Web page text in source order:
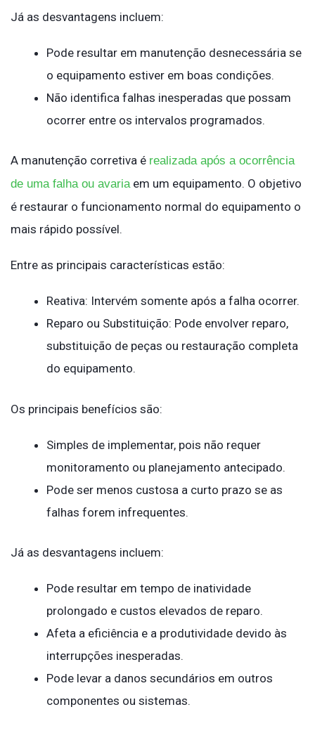
Já as desvantagens incluem:
Pode resultar em manutenção desnecessária se
o equipamento estiver em boas condições.
Não identifica falhas inesperadas que possam
ocorrer entre os intervalos programados.
A manutenção corretiva é realizada após a ocorrência
de uma falha ou avariaem um equipamento. O objetivo
é restaurar o funcionamento normal do equipamento o
mais rápido possível.
Entre as principais características estão:
Reativa: Intervém somente após a falha ocorrer.
Reparo ou Substituição: Pode envolver reparo,
substituição de peças ou restauração completa
do equipamento.
Os principais benefícios são:
Simples de implementar, pois não requer
monitoramento ou planejamento antecipado.
Pode ser menos custosa a curto prazo se as
falhas forem infrequentes.
Já as desvantagens incluem:
Pode resultar em tempo de inatividade
prolongado e custos elevados de reparo.
Afeta a eficiência e a produtividade devido às
interrupções inesperadas.
Pode levar a danos secundários em outros
componentes ou sistemas.